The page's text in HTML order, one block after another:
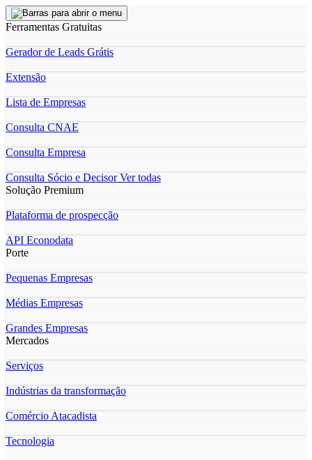
Ferramentas Gratuitas
Gerador de Leads Grátis
Extensão
Lista de Empresas
Consulta CNAE
Consulta Empresa
Consulta Sócio e DecisorVer todas
Solução Premium
Plataforma de prospecção
API Econodata
Porte
Pequenas Empresas
Médias Empresas
Grandes Empresas
Mercados
Serviços
Indústrias da transformação
Comércio Atacadista
Tecnologia